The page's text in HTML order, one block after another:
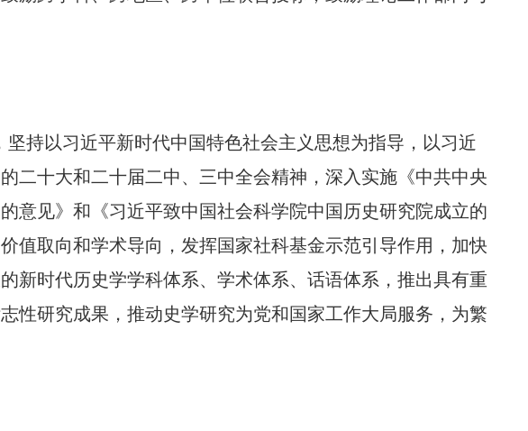
持以习近平新时代中国特色社会主义思想为指导，以习近
二十大和二十届二中、三中全会精神，深入实施《中共中央
意见》和《习近平致中国社会科学院中国历史研究院成立的
值取向和学术导向，发挥国家社科基金示范引导作用，加快
新时代历史学学科体系、学术体系、话语体系，推出具有重
性研究成果，推动史学研究为党和国家工作大局服务，为繁